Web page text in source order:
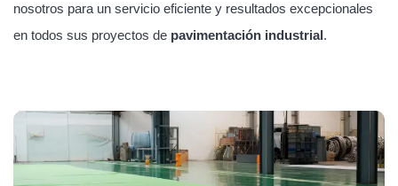
nosotros para un servicio eficiente y resultados excepcionales
en todos sus proyectos de pavimentación industrial.